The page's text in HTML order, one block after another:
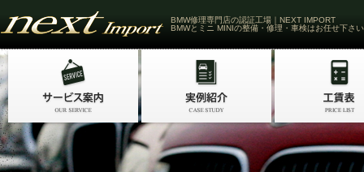
BMW修理専門店の認証工場｜NEXT IMPORT
BMWとミニ MINIの整備・修理・車検はお任せ下さい